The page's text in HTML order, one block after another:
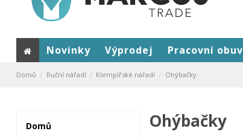
Novinky Výprodej Pracovní obuv
Domů Ruční nářadí Klempířské nářadí Ohýbačky
Ohýbačky
Domů